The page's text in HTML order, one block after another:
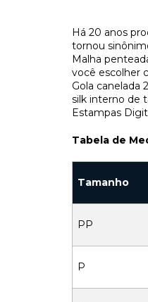
Há 20 anos
tornou
Malha
você escolher
Gola canelada
silk interno de
Estampas
Tabela de
Tamanho
PP
P